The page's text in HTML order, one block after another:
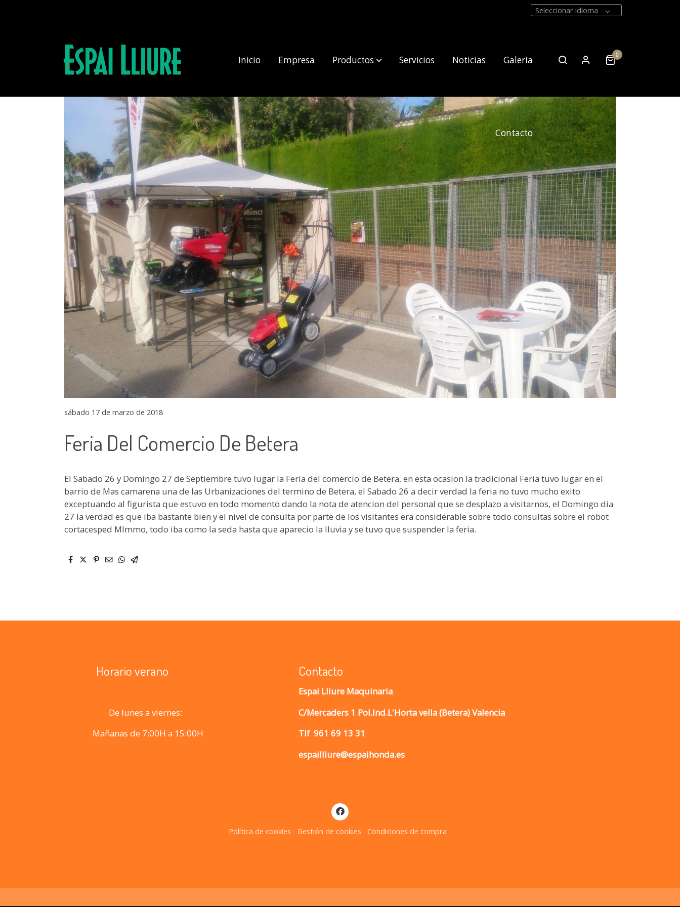
Seleccionar idioma
Inicio Empresa Productos Servicios Noticias Galeria
Contacto
0
sábado 17 de marzo de 2018
Feria Del Comercio De Betera
El Sabado 26 y Domingo 27 de Septiembre tuvo lugar la Feria del comercio de Betera, en esta ocasion la tradicional Feria tuvo lugar en el
barrio de Mas camarena una de las Urbanizaciones del termino de Betera, el Sabado 26 a decir verdad la feria no tuvo mucho exito
exceptuando al figurista que estuvo en todo momento dando la nota de atencion del personal que se desplazo a visitarnos, el Domingo dia
27 la verdad es que iba bastante bien y el nivel de consulta por parte de los visitantes era considerable sobre todo consultas sobre el robot
cortacesped MImmo, todo iba como la seda hasta que aparecio la lluvia y se tuvo que suspender la feria.
Horario verano
De lunes a viernes:
Mañanas de 7:00H a 15:00H
Contacto
Espai Lliure Maquinaria
C/Mercaders 1 Pol.Ind.L'Horta vella (Betera) Valencia
Tlf 961 69 13 31
espailliure@espaihonda.es
Política de cookies Gestión de cookies Condiciones de compra